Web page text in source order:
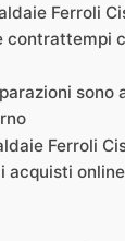
Ferroli
contrattempi
sono
Ferroli
acquisti online